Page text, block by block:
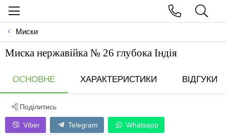
Миски
Миска нержавійка № 26 глубока Індія
ОСНОВНЕ ХАРАКТЕРИСТИКИ ВІДГУКИ
Поділитись
Viber Telegram Whatsapp